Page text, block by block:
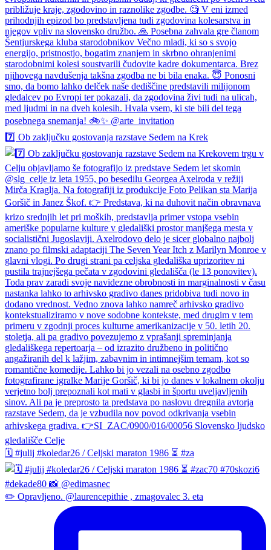
7️⃣ Ob zaključku gostovanja razstave Sedem na Krek
🗓️ #julij #koledar26 / Celjski maraton 1986 ⏳ #za
✏️ Opravljeno. @laurencepithie , zmagovalec 3. eta